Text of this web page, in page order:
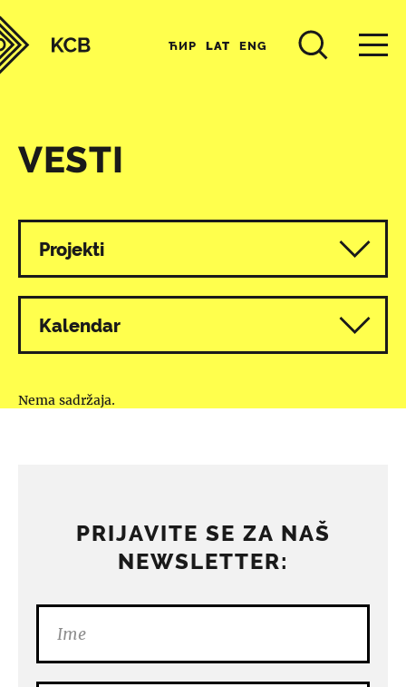
ЋИР LAT ENG
VESTI
Svi programi
Projekti
Kalendar
Nema sadržaja.
PRIJAVITE SE ZA NAŠ
NEWSLETTER: